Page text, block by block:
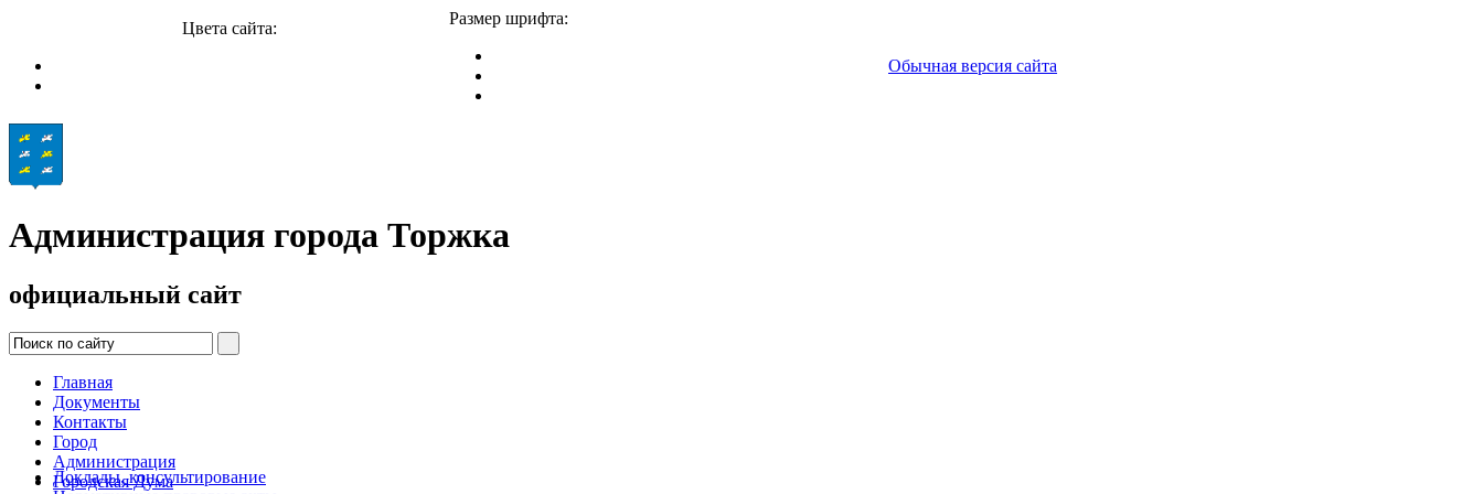
Цвета сайта:
Размер шрифта:
Обычная версия сайта
Администрация города Торжка
официальный сайт
Главная
Документы
Контакты
Город
Администрация
Городская Дума
Доклады, консультирование